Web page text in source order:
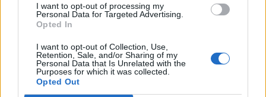
I want to opt-out of processing my
Personal Data for Targeted Advertising.
Opted In
I want to opt-out of Collection, Use,
Retention, Sale, and/or Sharing of my
Personal Data that Is Unrelated with the
Purposes for which it was collected.
Opted Out